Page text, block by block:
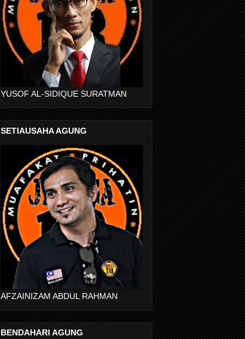
YUSOF AL-SIDIQUE SURATMAN
SETIAUSAHA AGUNG
AFZAINIZAM ABDUL RAHMAN
BENDAHARI AGUNG